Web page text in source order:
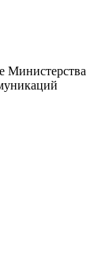
Министерства